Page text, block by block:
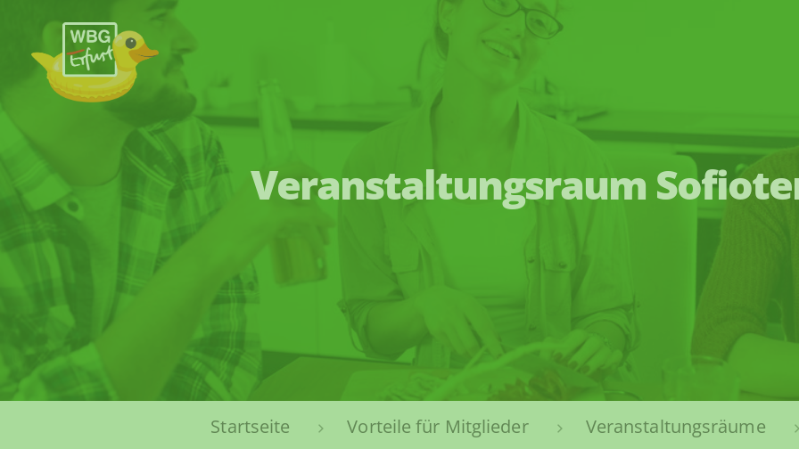
Zum Hauptinhalt springen
Veranstaltungsraum
Sie sind hier:Startseite Vorteile für Mitglieder Veranstaltungsräume